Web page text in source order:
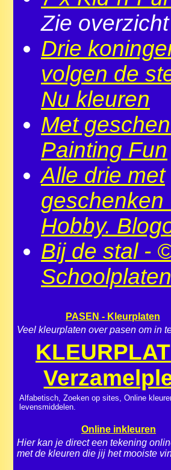
Zie overzicht
Drie
volgen de
Nu kleuren
Met
Painting Fun
Alle drie met
geschenken
Hobby.
Bij de stal -
PASEN - Kleurplaten
Veel kleurplaten over pasen om in
Alfabetisch, Zoeken op sites, Online
levensmiddelen.
Online inkleuren
Hier kan je direct een tekening
met de kleuren die jij het mooiste